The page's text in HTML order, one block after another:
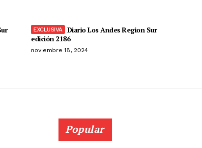
Diario Los Andes Region Sur
edición 2186
noviembre 18, 2024
Popular